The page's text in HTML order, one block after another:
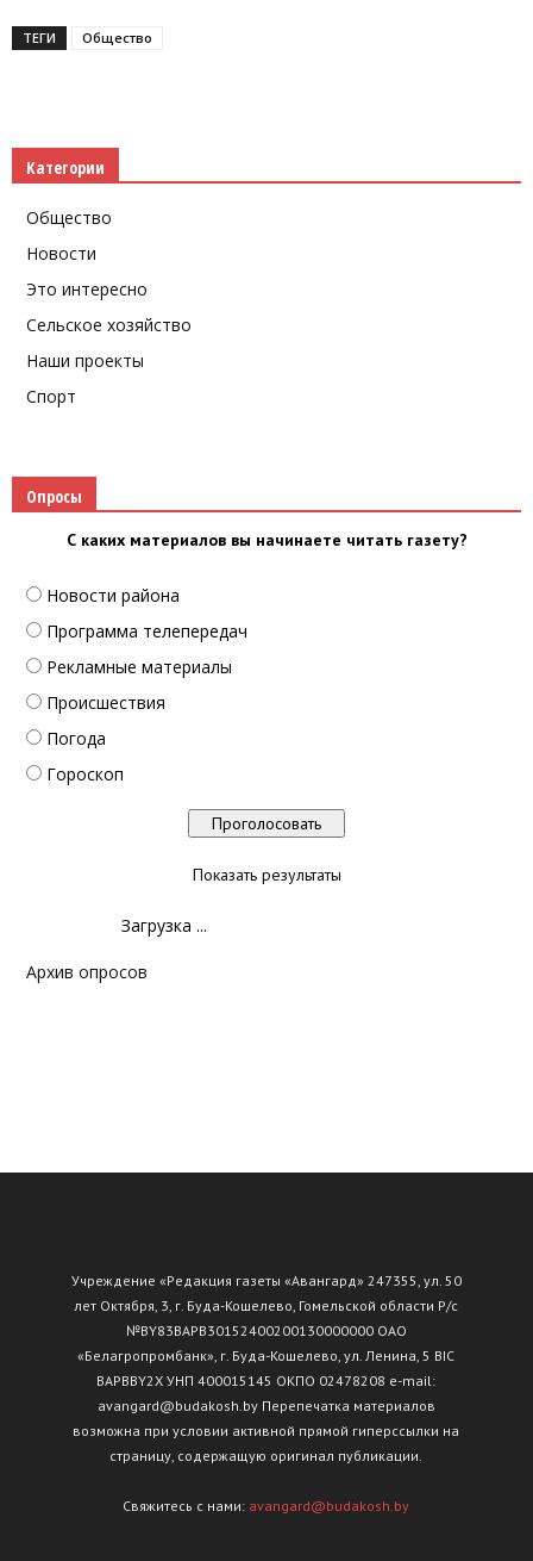
ТЕГИ Общество
Категории
Общество
Новости
Это интересно
Сельское хозяйство
Наши проекты
Спорт
Опросы
С каких материалов вы начинаете читать газету?
Новости района
Программа телепередач
Рекламные материалы
Происшествия
Погода
Гороскоп
Показать результаты
Загрузка ...
Архив опросов
Учреждение «Редакция газеты «Авангард» 247355, ул. 50
лет Октября, 3, г. Буда-Кошелево, Гомельской области Р/с
№ВY83ВАРВ30152400200130000000 ОАО
«Белагропромбанк», г. Буда-Кошелево, ул. Ленина, 5 BIC
BAPBBY2X УНП 400015145 ОКПО 02478208 e-mail:
avangard@budakosh.by Перепечатка материалов
возможна при условии активной прямой гиперссылки на
страницу, содержащую оригинал публикации.
Свяжитесь с нами: avangard@budakosh.by